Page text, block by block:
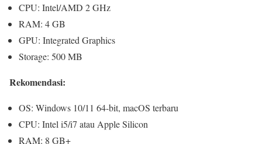
CPU: Intel/AMD 2 GHz
RAM: 4 GB
GPU: Integrated Graphics
Storage: 500 MB
Rekomendasi:
OS: Windows 10/11 64-bit, macOS terbaru
CPU: Intel i5/i7 atau Apple Silicon
RAM: 8 GB+